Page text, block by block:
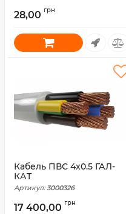
28,00 грн
Кабель ПВС 4x0.5 ГАЛ-
КАТ
Артикул: 3000326
17 400,00 грн